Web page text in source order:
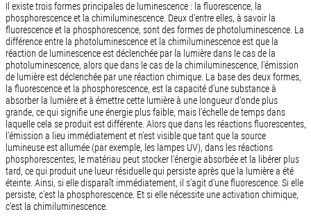
Il existe trois formes principales de luminescence : la fluorescence, la
phosphorescence et la chimiluminescence. Deux d'entre elles, à savoir la
fluorescence et la phosphorescence, sont des formes de photoluminescence. La
différence entre la photoluminescence et la chimiluminescence est que la
réaction de luminescence est déclenchée par la lumière dans le cas de la
photoluminescence, alors que dans le cas de la chimiluminescence, l'émission
de lumière est déclenchée par une réaction chimique. La base des deux formes,
la fluorescence et la phosphorescence, est la capacité d'une substance à
absorber la lumière et à émettre cette lumière à une longueur d'onde plus
grande, ce qui signifie une énergie plus faible, mais l'échelle de temps dans
laquelle cela se produit est différente. Alors que dans les réactions fluorescentes,
l'émission a lieu immédiatement et n'est visible que tant que la source
lumineuse est allumée (par exemple, les lampes UV), dans les réactions
phosphorescentes, le matériau peut stocker l'énergie absorbée et la libérer plus
tard, ce qui produit une lueur résiduelle qui persiste après que la lumière a été
éteinte. Ainsi, si elle disparaît immédiatement, il s'agit d'une fluorescence. Si elle
persiste, c'est la phosphorescence. Et si elle nécessite une activation chimique,
c'est la chimiluminescence.